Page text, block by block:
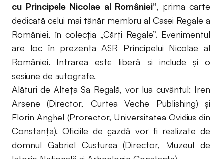
cu Principele Nicolae al României”, prima carte
dedicată celui mai tânăr membru al Casei Regale a
României, în colecția „Cărți Regale”. Evenimentul
are loc în prezența ASR Principelui Nicolae al
României. Intrarea este liberă și include și o
sesiune de autografe.
Alături de Alteța Sa Regală, vor lua cuvântul: Iren
Arsene (Director, Curtea Veche Publishing) și
Florin Anghel (Prorector, Universitatea Ovidius din
Constanța). Oficiile de gazdă vor fi realizate de
domnul Gabriel Custurea (Director, Muzeul de